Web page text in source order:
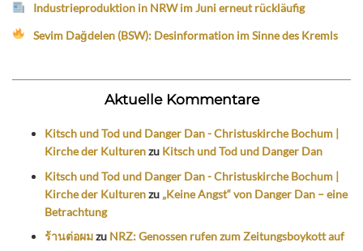
Industrieproduktion in NRW im Juni erneut rückläufig
Sevim Dağdelen (BSW): Desinformation im Sinne des Kremls
Aktuelle Kommentare
Kitsch und Tod und Danger Dan - Christuskirche Bochum |
Kirche der Kulturenzu Kitsch und Tod und Danger Dan
Kitsch und Tod und Danger Dan - Christuskirche Bochum |
Kirche der Kulturenzu „Keine Angst“ von Danger Dan – eine
Betrachtung
ร้านต่อผมzu NRZ: Genossen rufen zum Zeitungsboykott auf